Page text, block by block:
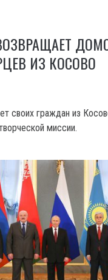
ИЗ КОСОВО
своих граждан из
миссии.